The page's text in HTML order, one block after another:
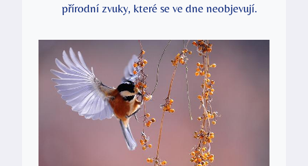
přírodní zvuky, které se ve dne neobjevují.